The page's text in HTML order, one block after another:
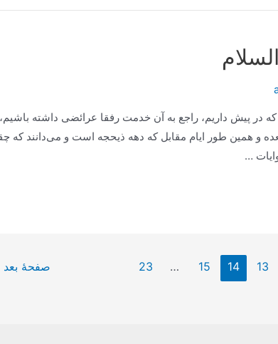
پیش داریم، راجع به آن خدمت رفقا عرائضی داشته باشیم،
و همین طور ایام مقابل كه دهه ذیحجه است و می‌دانند كه
…
13
14
15
…
23 صفحهٔ بعد